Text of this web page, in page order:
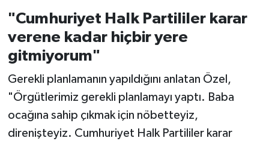
"Cumhuriyet Halk Partililer karar
verene kadar hiçbir yere
gitmiyorum"
Gerekli planlamanın yapıldığını anlatan Özel,
"Örgütlerimiz gerekli planlamayı yaptı. Baba
ocağına sahip çıkmak için nöbetteyiz,
direnişteyiz. Cumhuriyet Halk Partililer karar